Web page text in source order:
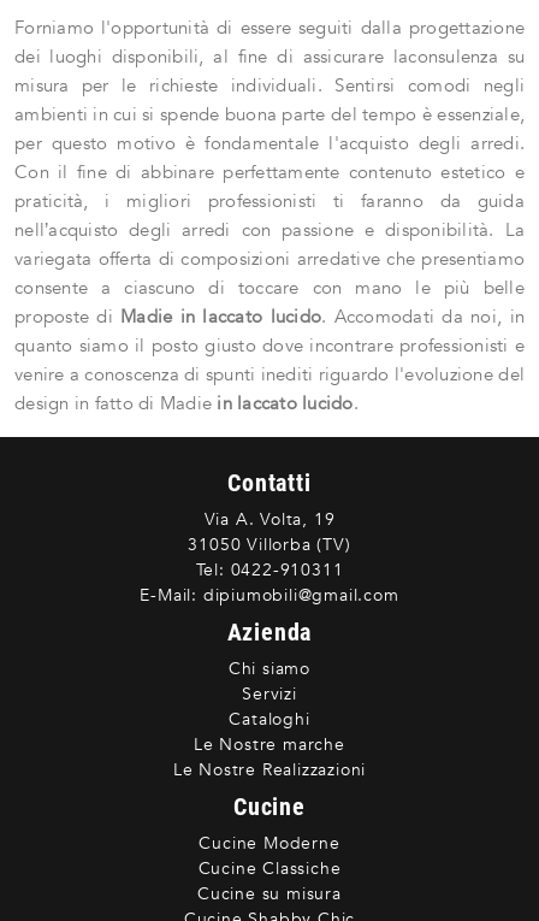
Forniamo l'opportunità di essere seguiti dalla progettazione
dei luoghi disponibili, al fine di assicurare laconsulenza su
misura per le richieste individuali. Sentirsi comodi negli
ambienti in cui si spende buona parte del tempo è essenziale,
per questo motivo è fondamentale l'acquisto degli arredi.
Con il fine di abbinare perfettamente contenuto estetico e
praticità, i migliori professionisti ti faranno da guida
nell’acquisto degli arredi con passione e disponibilità. La
variegata offerta di composizioni arredative che presentiamo
consente a ciascuno di toccare con mano le più belle
proposte di Madie in laccato lucido. Accomodati da noi, in
quanto siamo il posto giusto dove incontrare professionisti e
venire a conoscenza di spunti inediti riguardo l'evoluzione del
design in fatto di Madie in laccato lucido.
Contatti
Via A. Volta, 19
31050 Villorba (TV)
Tel: 0422-910311
E-Mail: dipiumobili@gmail.com
Azienda
Chi siamo
Servizi
Cataloghi
Le Nostre marche
Le Nostre Realizzazioni
Cucine
Cucine Moderne
Cucine Classiche
Cucine su misura